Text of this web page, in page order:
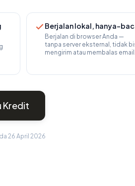
Berjalan lokal, hanya-
Berjalan di browser Anda —
tanpa server eksternal, tidak
mengirim atau membalas email.
Kredit
26 April 2026